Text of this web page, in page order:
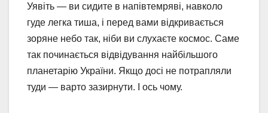
Уявіть — ви сидите в напівтемряві, навколо
гуде легка тиша, і перед вами відкривається
зоряне небо так, ніби ви слухаєте космос. Саме
так починається відвідування найбільшого
планетарію України. Якщо досі не потрапляли
туди — варто зазирнути. І ось чому.